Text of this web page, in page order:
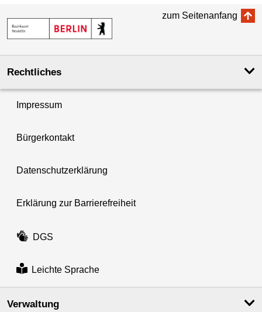
zum Seitenanfang
Rechtliches
Impressum
Bürgerkontakt
Datenschutzerklärung
Erklärung zur Barrierefreiheit
DGS
Leichte Sprache
Verwaltung